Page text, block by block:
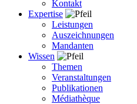
Kontakt
Expertise
Leistungen
Auszeichnungen
Mandanten
Wissen
Themen
Veranstaltungen
Publikationen
Médiathèque